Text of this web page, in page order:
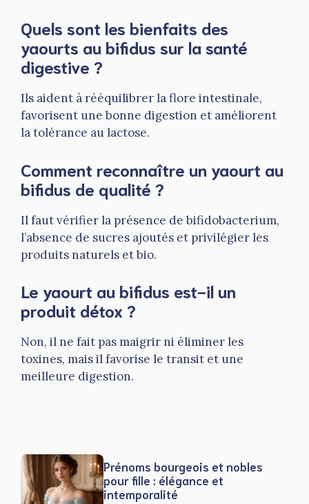
Quels sont les bienfaits des
yaourts au bifidus sur la santé
digestive ?
Ils aident à rééquilibrer la flore intestinale,
favorisent une bonne digestion et améliorent
la tolérance au lactose.
Comment reconnaître un yaourt au
bifidus de qualité ?
Il faut vérifier la présence de bifidobacterium,
l’absence de sucres ajoutés et privilégier les
produits naturels et bio.
Le yaourt au bifidus est-il un
produit détox ?
Non, il ne fait pas maigrir ni éliminer les
toxines, mais il favorise le transit et une
meilleure digestion.
Prénoms bourgeois et nobles
pour fille : élégance et
intemporalité